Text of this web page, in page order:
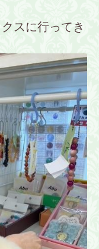
スに行ってき